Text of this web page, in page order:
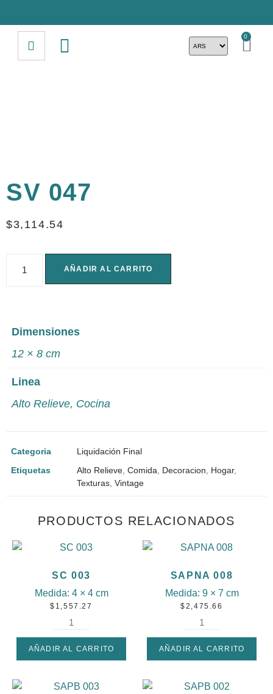
0
SV 047
$3,114.54
AÑADIR AL CARRITO
Dimensiones
12 × 8 cm
Linea
Alto Relieve, Cocina
Categoria
Liquidación Final
Etiquetas
Alto Relieve, Comida, Decoracion, Hogar,
Texturas, Vintage
PRODUCTOS RELACIONADOS
SC 003
Medida: 4 × 4 cm
$ 1,557.27
AÑADIR AL CARRITO
SAPNA 008
Medida: 9 × 7 cm
$2,475.66
AÑADIR AL CARRITO